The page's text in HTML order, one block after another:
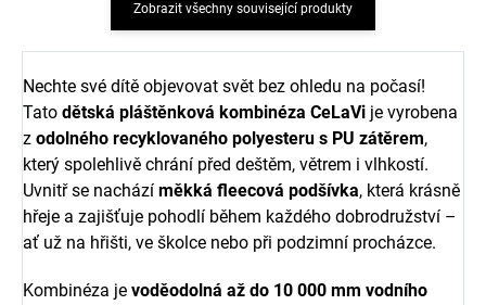
Zobrazit všechny související produkty
Nechte své dítě objevovat svět bez ohledu na počasí!
Tato dětská pláštěnková kombinéza CeLaVi je vyrobena
z odolného recyklovaného polyesteru s PU zátěrem,
který spolehlivě chrání před deštěm, větrem i vlhkostí.
Uvnitř se nachází měkká fleecová podšívka, která krásně
hřeje a zajišťuje pohodlí během každého dobrodružství –
ať už na hřišti, ve školce nebo při podzimní procházce.
Kombinéza je voděodolná až do 10 000 mm vodního